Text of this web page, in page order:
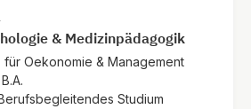
& Medizinpädagogik
für Oekonomie & Management
Studium